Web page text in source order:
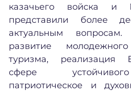
казачьего войска и
представили более
актуальным
развитие молодежного
туризма, реализация
сфере
патриотическое и